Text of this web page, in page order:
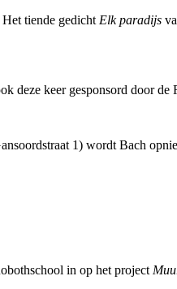
tiende gedicht Elk paradijs
deze keer gesponsord door de
1) wordt Bach
in op het project